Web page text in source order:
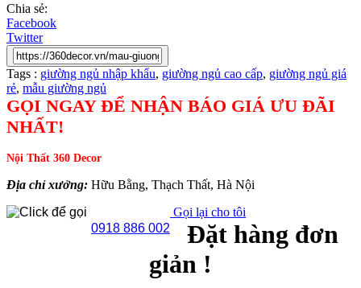
Chia sẻ:
Facebook
Twitter
Tags : giường ngủ nhập khẩu, giường ngủ cao cấp, giường ngủ giá
rẻ, mẫu giường ngủ
GỌI NGAY ĐỂ NHẬN BÁO GIÁ ƯU ĐÃI
NHẤT!
Nội Thất 360 Decor
Địa chỉ xưởng: Hữu Bằng, Thạch Thất, Hà Nội
0918 886 002
Gọi lại cho tôi
Đặt hàng đơn
giản !